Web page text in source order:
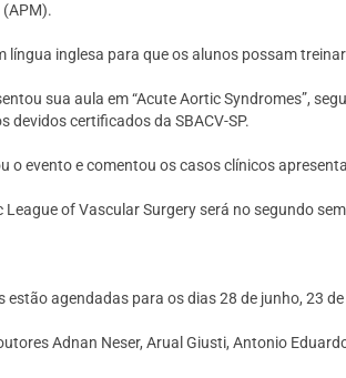
língua inglesa para que os alunos possam
sua aula em “Acute Aortic Syndromes”,
devidos certificados da SBACV-SP.
o evento e comentou os casos clínicos
of Vascular Surgery será no segundo
agendadas para os dias 28 de junho, 23
Adnan Neser, Arual Giusti, Antonio